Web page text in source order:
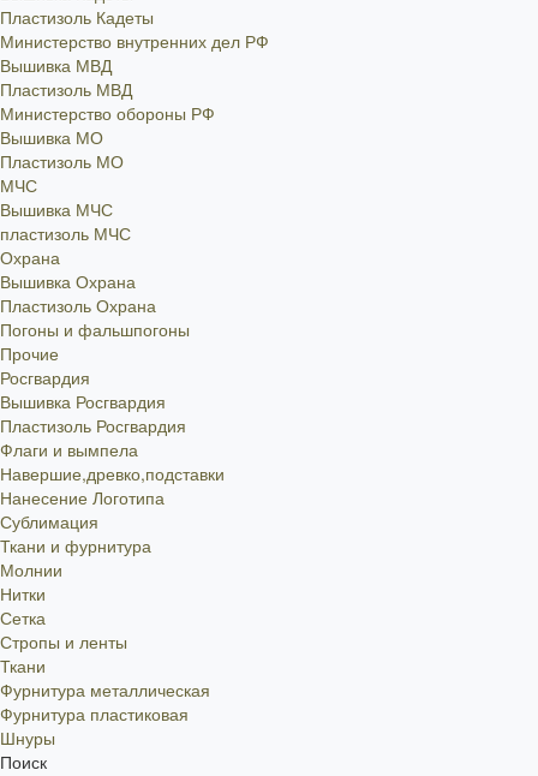
Пластизоль Кадеты
Министерство внутренних дел РФ
Вышивка МВД
Пластизоль МВД
Министерство обороны РФ
Вышивка МО
Пластизоль МО
МЧС
Вышивка МЧС
пластизоль МЧС
Охрана
Вышивка Охрана
Пластизоль Охрана
Погоны и фальшпогоны
Прочие
Росгвардия
Вышивка Росгвардия
Пластизоль Росгвардия
Флаги и вымпела
Навершие,древко,подставки
Нанесение Логотипа
Сублимация
Ткани и фурнитура
Молнии
Нитки
Сетка
Стропы и ленты
Ткани
Фурнитура металлическая
Фурнитура пластиковая
Шнуры
Поиск